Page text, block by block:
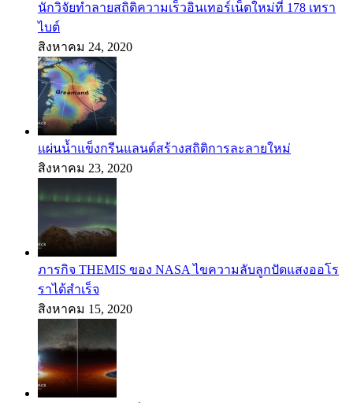
นักวิจัยทำลายสถิติความเร็วอินเทอร์เน็ตใหม่ที่ 178 เทรา
ไบต์
สิงหาคม 24, 2020
แผ่นน้ำแข็งกรีนแลนด์สร้างสถิติการละลายใหม่
สิงหาคม 23, 2020
ภารกิจ THEMIS ของ NASA ไขความลับลูกปัดแสงออโร
ราได้สำเร็จ
สิงหาคม 15, 2020